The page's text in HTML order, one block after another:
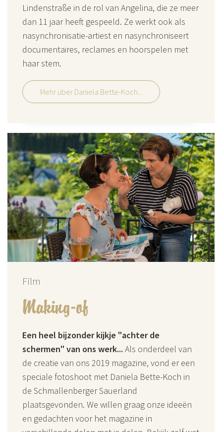
Lindenstraße in de rol van Angelina, die ze meer
dan 11 jaar heeft gespeeld. Ze werkt ook als
nasynchronisatie-artiest en nasynchroniseert
documentaires, reclames en hoorspelen met
haar stem.
Mehr über Daniela Bette-Koch...
Making-of
Film
Een heel bijzonder kijkje "achter de
schermen" van ons werk... Als onderdeel van
de creatie van ons 2019 magazine, vond er een
speciale fotoshoot met Daniela Bette-Koch in
de Schmallenberger Sauerland
plaatsgevonden. We willen graag onze ideeën
en gedachten voor het magazine in